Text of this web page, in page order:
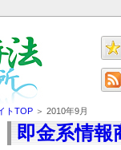
即金系情報
トTOP ＞ 2010年9月